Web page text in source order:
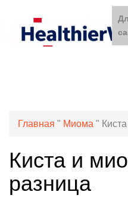
Главная " Миома "
Киста и
разница